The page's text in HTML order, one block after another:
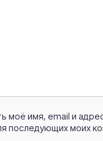
моё имя, email и
последующих моих